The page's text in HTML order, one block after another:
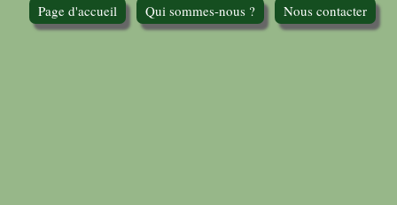
Page d'accueil Qui sommes-nous ? Nous contacter